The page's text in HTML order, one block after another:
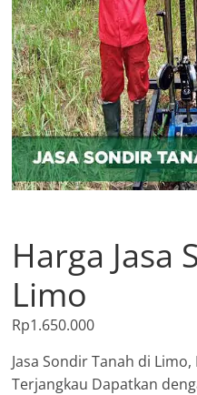
Harga Jasa
Limo
Rp1.650.000
Jasa Sondir Tanah di
Terjangkau Dapatkan